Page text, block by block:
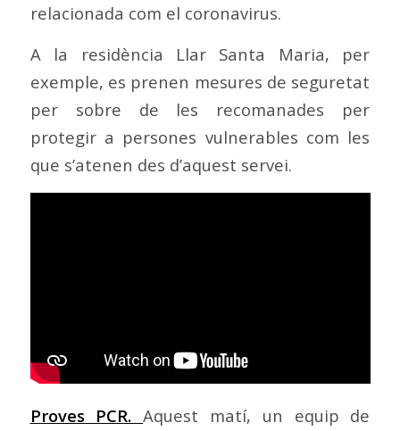
relacionada com el coronavirus.
A la residència Llar Santa Maria, per
exemple, es prenen mesures de seguretat
per sobre de les recomanades per
protegir a persones vulnerables com les
que s’atenen des d’aquest servei.
Proves PCR.Aquest matí, un equip de